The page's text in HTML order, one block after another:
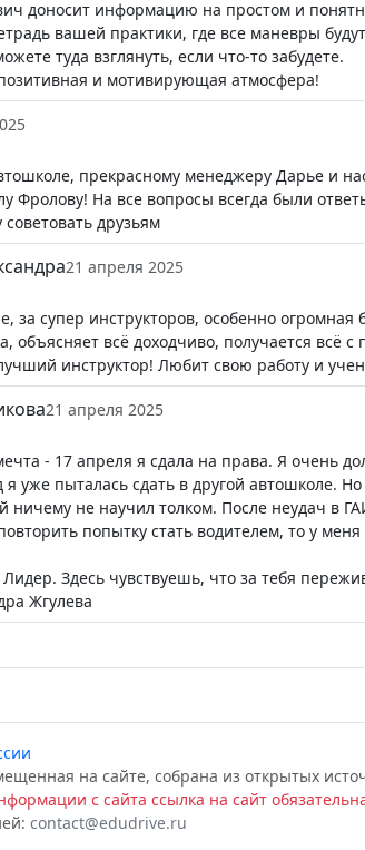
доносит информацию на простом и
вашей практики, где все маневры
туда взглянуть, если что-то забудете.
и мотивирующая атмосфера!
прекрасному менеджеру Дарье и
Фролову! На все вопросы всегда были
советовать друзьям
21 апреля 2025
за супер инструкторов, особенно
объясняет всё доходчиво, получается всё с
инструктор! Любит свою работу и
21 апреля 2025
- 17 апреля я сдала на права. Я очень
я уже пыталась сдать в другой автошколе.
ничему не научил толком. После неудач в
попытку стать водителем, то у
Здесь чувствуешь, что за тебя
Жгулева
на сайте, собрана из открытых
с сайта ссылка на сайт
contact@edudrive.ru